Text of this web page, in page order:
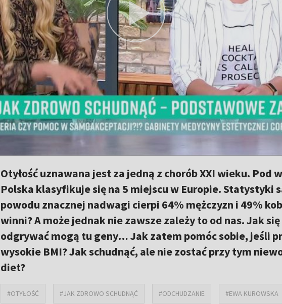
Otyłość uznawana jest za jedną z chorób XXI wieku. Pod
Polska klasyfikuje się na 5 miejscu w Europie. Statystyki
powodu znacznej nadwagi cierpi 64% mężczyzn i 49%
winni? A może jednak nie zawsze zależy to od nas. Jak
odgrywać mogą tu geny… Jak zatem pomóc sobie, jeśli
wysokie BMI? Jak schudnąć, ale nie zostać przy tym
diet?
#OTYŁOŚĆ #JAK ZDROWO SCHUDNĄĆ #ODCHUDZANIE #EWA KUROWSKA